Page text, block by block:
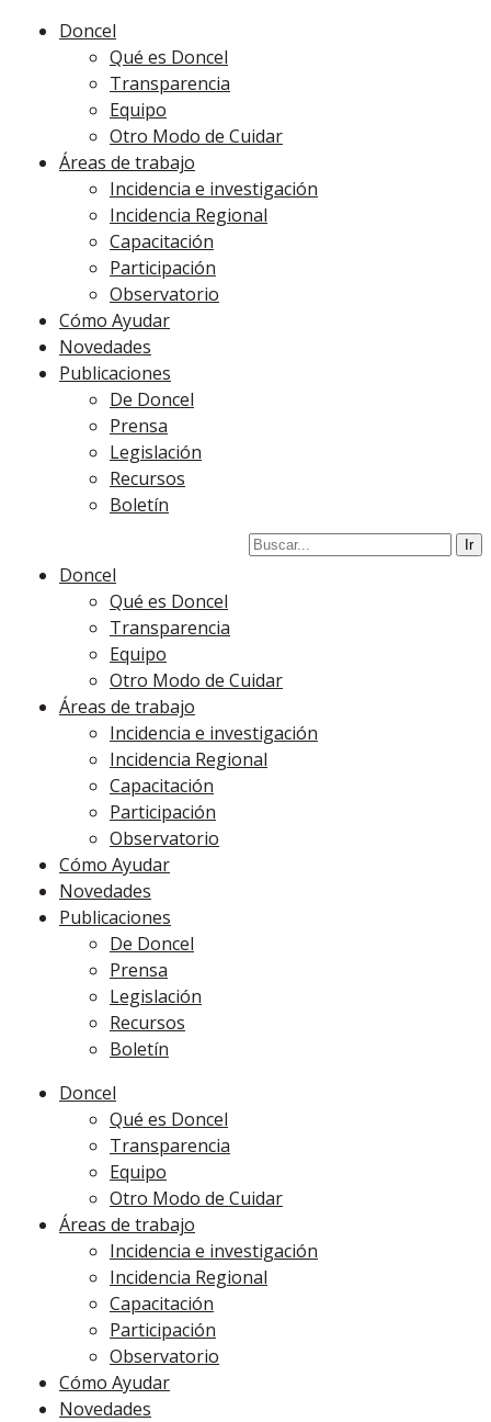
Doncel
Qué es Doncel
Transparencia
Equipo
Otro Modo de Cuidar
Áreas de trabajo
Incidencia e investigación
Incidencia Regional
Capacitación
Participación
Observatorio
Cómo Ayudar
Novedades
Publicaciones
De Doncel
Prensa
Legislación
Recursos
Boletín
Doncel
Qué es Doncel
Transparencia
Equipo
Otro Modo de Cuidar
Áreas de trabajo
Incidencia e investigación
Incidencia Regional
Capacitación
Participación
Observatorio
Cómo Ayudar
Novedades
Publicaciones
De Doncel
Prensa
Legislación
Recursos
Boletín
Doncel
Qué es Doncel
Transparencia
Equipo
Otro Modo de Cuidar
Áreas de trabajo
Incidencia e investigación
Incidencia Regional
Capacitación
Participación
Observatorio
Cómo Ayudar
Novedades